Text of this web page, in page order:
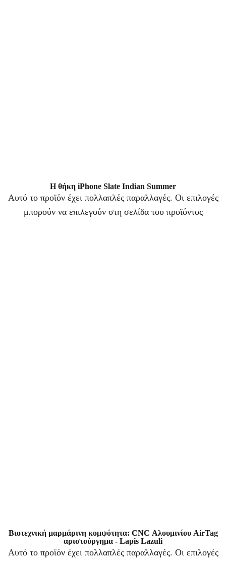
Η θήκη iPhone Slate Indian Summer
Αυτό το προϊόν έχει πολλαπλές παραλλαγές. Οι επιλογές
μπορούν να επιλεγούν στη σελίδα του προϊόντος
Βιοτεχνική μαρμάρινη κομψότητα: CNC Αλουμινίου AirTag
αριστούργημα - Lapis Lazuli
Αυτό το προϊόν έχει πολλαπλές παραλλαγές. Οι επιλογές